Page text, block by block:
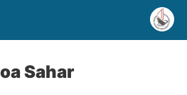
Sahar